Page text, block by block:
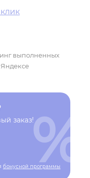
выполненных
Яндексе
заказ!
бонусной программы
%